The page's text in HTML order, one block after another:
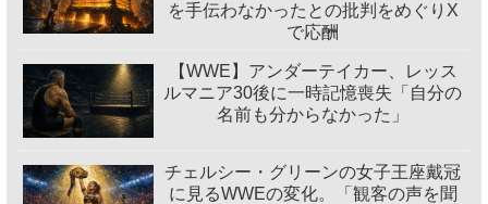
を手伝わなかったとの批判をめぐりX
で応酬
【WWE】アンダーテイカー、レッス
ルマニア30後に一時記憶喪失「自分の
名前も分からなかった」
チェルシー・グリーンの女子王座戴冠
に見るWWEの変化。「観客の声を聞